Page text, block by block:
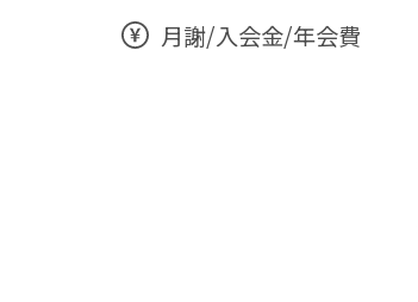
月謝/入会金/年会費